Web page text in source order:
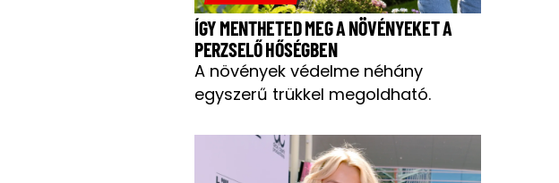
ÍGY MENTHETED MEG A NÖVÉNYEKET A
PERZSELŐ HŐSÉGBEN
A növények védelme néhány
egyszerű trükkel megoldható.